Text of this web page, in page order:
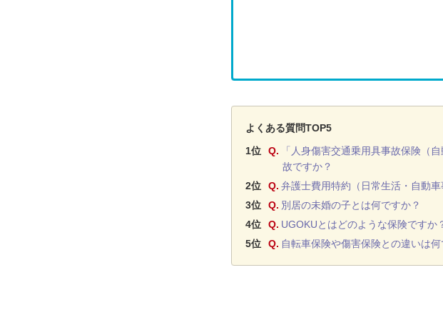
よくある質問TOP5
1位
Q.
「人身傷害交通乗用具事故保険（
故ですか？
2位
Q. 弁護士費用特約（日常生活・自動
3位
Q. 別居の未婚の子とは何ですか？
4位
Q. UGOKUとはどのような保険ですか
5位
Q. 自転車保険や傷害保険との違いは何